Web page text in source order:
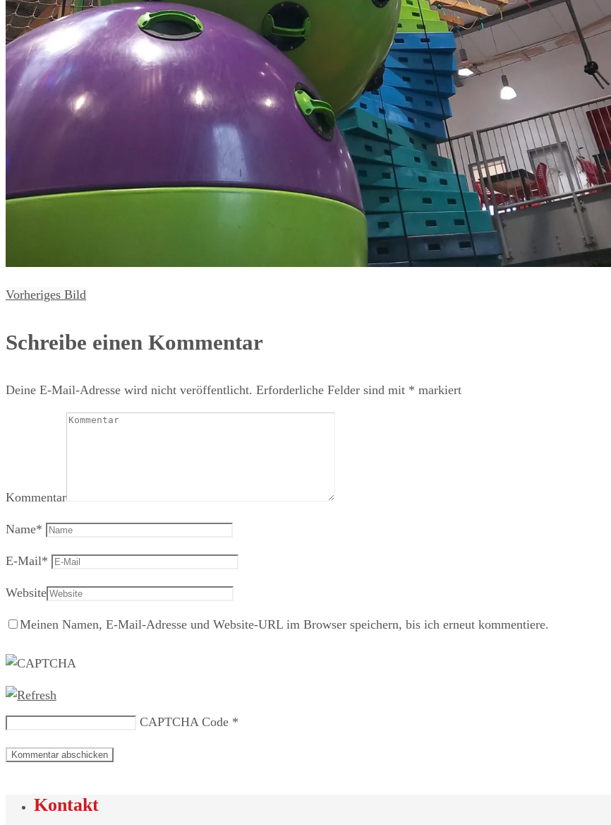
Vorheriges Bild
Schreibe einen Kommentar
Deine E-Mail-Adresse wird nicht veröffentlicht. Erforderliche Felder sind mit * markiert
Kommentar
Name*
E-Mail*
Website
Meinen Namen, E-Mail-Adresse und Website-URL im Browser speichern, bis ich erneut kommentiere.
CAPTCHA Code *
Kontakt